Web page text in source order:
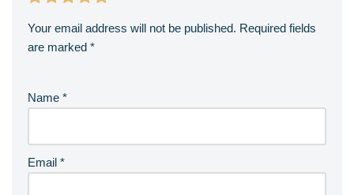
Your email address will not be published. Required fields
are marked *
Name *
Email *